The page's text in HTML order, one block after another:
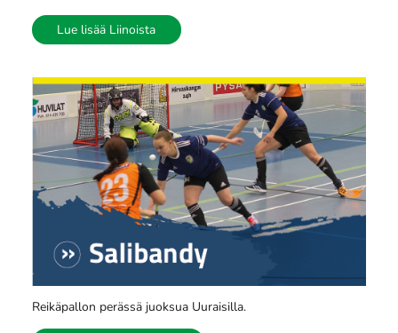
Lue lisää Liinoista
Reikäpallon perässä juoksua Uuraisilla.